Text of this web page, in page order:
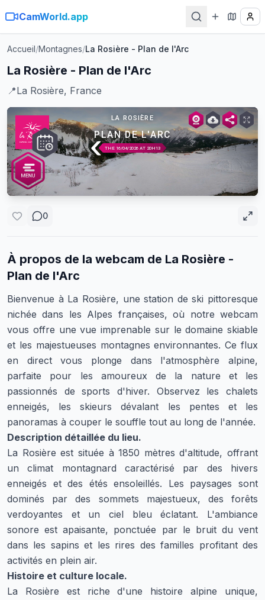
CamWorld.app
Accueil/Montagnes/La Rosière - Plan de l'Arc
La Rosière - Plan de l'Arc
📍La Rosière, France
0
À propos de la webcam de La Rosière -
Plan de l'Arc
Bienvenue à La Rosière, une station de ski pittoresque
nichée dans les Alpes françaises, où notre webcam
vous offre une vue imprenable sur le domaine skiable
et les majestueuses montagnes environnantes. Ce flux
en direct vous plonge dans l'atmosphère alpine,
parfaite pour les amoureux de la nature et les
passionnés de sports d'hiver. Observez les chalets
enneigés, les skieurs dévalant les pentes et les
panoramas à couper le souffle tout au long de l'année.
Description détaillée du lieu.
La Rosière est située à 1850 mètres d'altitude, offrant
un climat montagnard caractérisé par des hivers
enneigés et des étés ensoleillés. Les paysages sont
dominés par des sommets majestueux, des forêts
verdoyantes et un ciel bleu éclatant. L'ambiance
sonore est apaisante, ponctuée par le bruit du vent
dans les sapins et les rires des familles profitant des
activités en plein air.
Histoire et culture locale.
La Rosière est riche d'une histoire alpine unique,